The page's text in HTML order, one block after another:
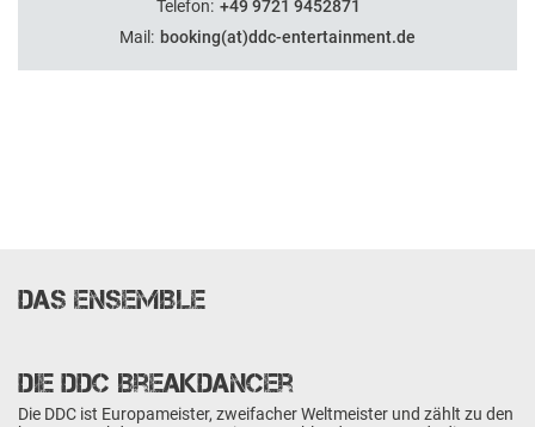
Telefon: +49 9721 9452871
Mail: booking(at)ddc-entertainment.de
DAS ENSEMBLE
Die DDC Breakdancer
Die DDC ist Europameister, zweifacher Weltmeister und zählt zu den